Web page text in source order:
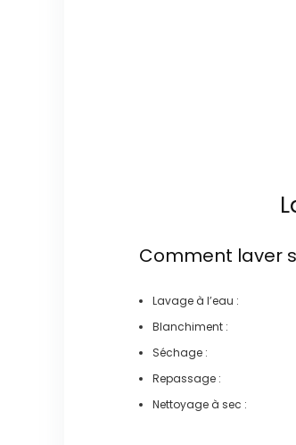
Comment laver
Lavage à l’eau :
Blanchiment :
Séchage :
Repassage :
Nettoyage à sec :